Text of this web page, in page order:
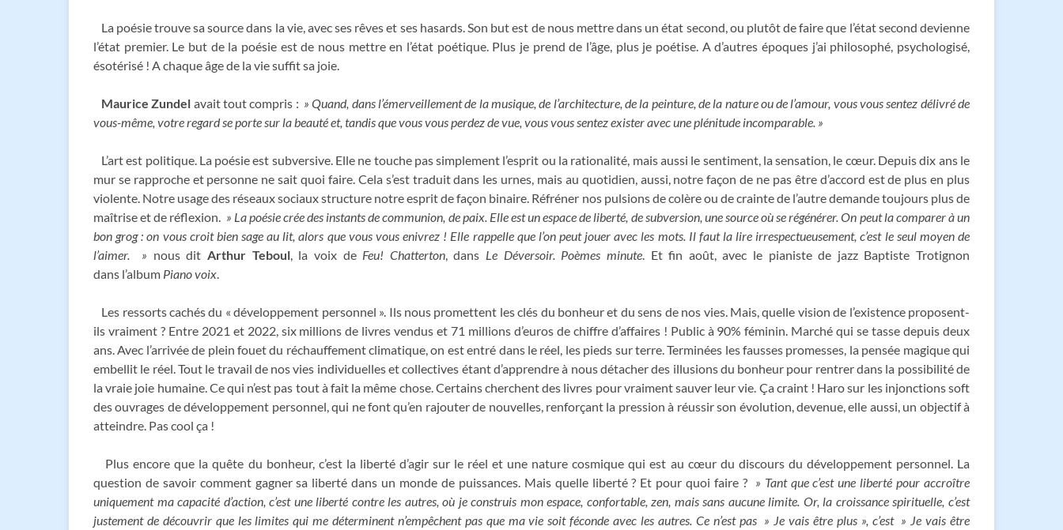
La poésie trouve sa source dans la vie, avec ses rêves et ses hasards. Son but est de nous mettre dans un état second, ou plutôt de faire que l’état second devienne
l’état premier. Le but de la poésie est de nous mettre en l’état poétique. Plus je prend de l’âge, plus je poétise. A d’autres époques j’ai philosophé, psychologisé,
ésotérisé ! A chaque âge de la vie suffit sa joie.
Maurice Zundel avait tout compris : » Quand, dans l’émerveillement de la musique, de l’architecture, de la peinture, de la nature ou de l’amour, vous vous sentez délivré de
vous-même, votre regard se porte sur la beauté et, tandis que vous vous perdez de vue, vous vous sentez exister avec une plénitude incomparable. »
L’art est politique. La poésie est subversive. Elle ne touche pas simplement l’esprit ou la rationalité, mais aussi le sentiment, la sensation, le cœur. Depuis dix ans le
mur se rapproche et personne ne sait quoi faire. Cela s’est traduit dans les urnes, mais au quotidien, aussi, notre façon de ne pas être d’accord est de plus en plus
violente. Notre usage des réseaux sociaux structure notre esprit de façon binaire. Réfréner nos pulsions de colère ou de crainte de l’autre demande toujours plus de
maîtrise et de réflexion.
» La poésie crée des instants de communion, de paix. Elle est un espace de liberté, de subversion, une source où se régénérer. On peut la comparer à un
bon grog : on vous croit bien sage au lit, alors que vous vous enivrez ! Elle rappelle que l’on peut jouer avec les mots. Il faut la lire irrespectueusement, c’est le seul moyen de
l’aimer. » nous dit Arthur Teboul, la voix de Feu! Chatterton, dans Le Déversoir. Poèmes minute. Et fin août, avec le pianiste de jazz Baptiste Trotignon
dans l’album Piano voix
Les ressorts cachés du « développement personnel ». Ils nous promettent les clés du bonheur et du sens de nos vies. Mais, quelle vision de l’existence proposent-
ils vraiment ? Entre 2021 et 2022, six millions de livres vendus et 71 millions d’euros de chiffre d’affaires ! Public à 90% féminin. Marché qui se tasse depuis deux
ans. Avec l’arrivée de plein fouet du réchauffement climatique, on est entré dans le réel, les pieds sur terre. Terminées les fausses promesses, la pensée magique qui
embellit le réel. Tout le travail de nos vies individuelles et collectives étant d’apprendre à nous détacher des illusions du bonheur pour rentrer dans la possibilité de
la vraie joie humaine. Ce qui n’est pas tout à fait la même chose. Certains cherchent des livres pour vraiment sauver leur vie. Ça craint ! Haro sur les injonctions soft
des ouvrages de développement personnel, qui ne font qu’en rajouter de nouvelles, renforçant la pression à réussir son évolution, devenue, elle aussi, un objectif à
atteindre. Pas cool ça !
Plus encore que la quête du bonheur, c’est la liberté d’agir sur le réel et une nature cosmique qui est au cœur du discours du développement personnel. La
question de savoir comment gagner sa liberté dans un monde de puissances. Mais quelle liberté ? Et pour quoi faire ? » Tant que c’est une liberté pour accroître
uniquement ma capacité d’action, c’est une liberté contre les autres, où je construis mon espace, confortable, zen, mais sans aucune limite. Or, la croissance spirituelle, c’est
justement de découvrir que les limites qui me déterminent n’empêchent pas que ma vie soit féconde avec les autres. Ce n’est pas » Je vais être plus », c’est » Je vais être